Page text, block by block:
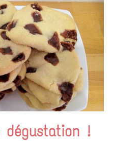
dégustation !